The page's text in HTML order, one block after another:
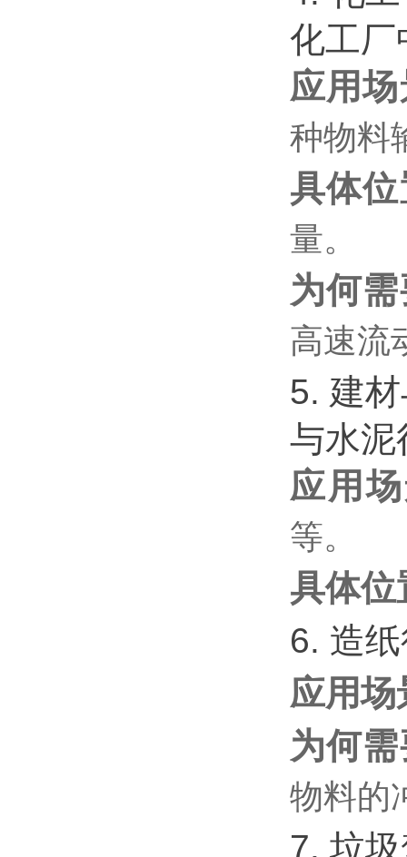
化工厂
应用
种物料
具体
量。
为何
高速流
5. 建
与水泥
应用
等。
具体位
6. 造
应用场
为何
物料的
7. 垃